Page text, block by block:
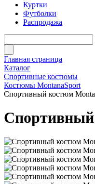
Куртки
Футболки
Распродажа
Главная страница
Каталог
Спортивные костюмы
Костюмы MontanaSport
Спортивный костюм